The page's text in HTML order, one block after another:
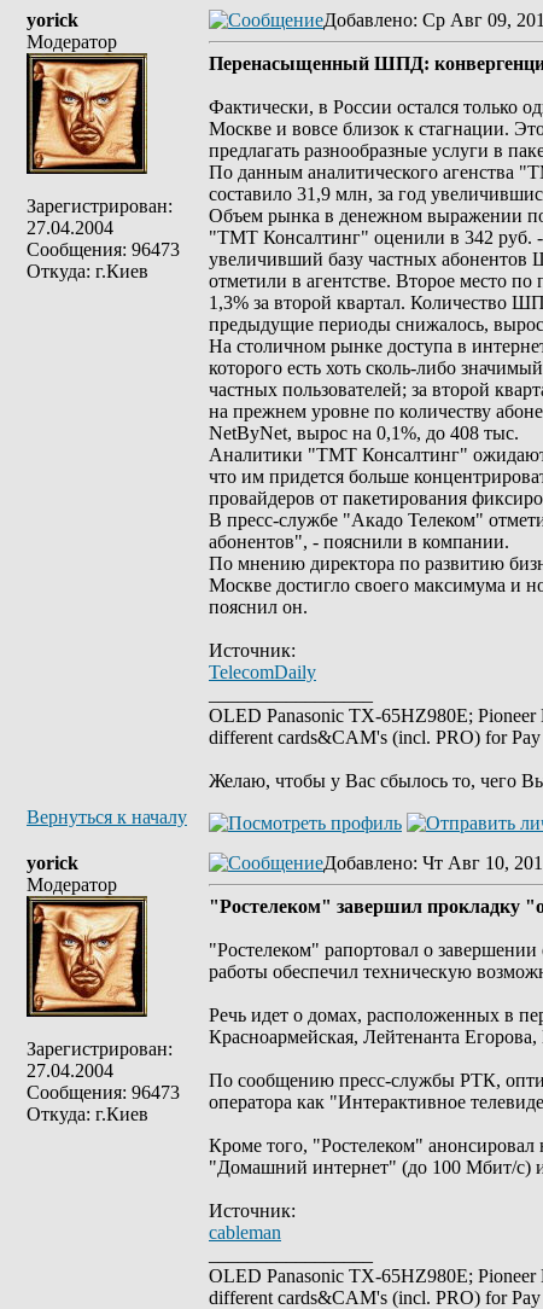
yorick
Модератор
Зарегистрирован:
27.04.2004
Сообщения: 96473
Откуда: г.Киев
Добавлено: Ср Авг 09,
Перенасыщенный ШПД:
Фактически, в России остался только
Москве и вовсе близок к стагнации.
предлагать разнообразные услуги в
По данным аналитического агенства
составило 31,9 млн, за год
Объем рынка в денежном выражении по
"ТМТ Консалтинг" оценили в 342 руб. -
увеличивший базу частных абонентов
отметили в агентстве. Второе место
1,3% за второй квартал. Количество
предыдущие периоды снижалось,
На столичном рынке доступа в
которого есть хоть сколь-либо
частных пользователей; за второй
на прежнем уровне по количеству
NetByNet, вырос на 0,1%, до 408 тыс.
Аналитики "TMT Консалтинг" ожидают,
что им придется больше
провайдеров от пакетирования
В пресс-службе "Акадо Телеком"
абонентов", - пояснили в компании.
По мнению директора по развитию
Москве достигло своего максимума и
пояснил он.
Источник:
TelecomDaily
OLED Panasonic TX-65HZ980E;
different cards&CAM's (incl. PRO) for
Желаю, чтобы у Вас сбылось то, чего
Вернуться к началу
yorick
Модератор
Зарегистрирован:
27.04.2004
Сообщения: 96473
Откуда: г.Киев
Добавлено: Чт Авг 10,
"Ростелеком" завершил прокладку
"Ростелеком" рапортовал о
работы обеспечил техническую
Речь идет о домах, расположенных в
Красноармейская, Лейтенанта
По сообщению пресс-службы РТК,
оператора как "Интерактивное
Кроме того, "Ростелеком"
"Домашний интернет" (до 100 Мбит/с)
Источник:
cableman
OLED Panasonic TX-65HZ980E;
different cards&CAM's (incl. PRO) for